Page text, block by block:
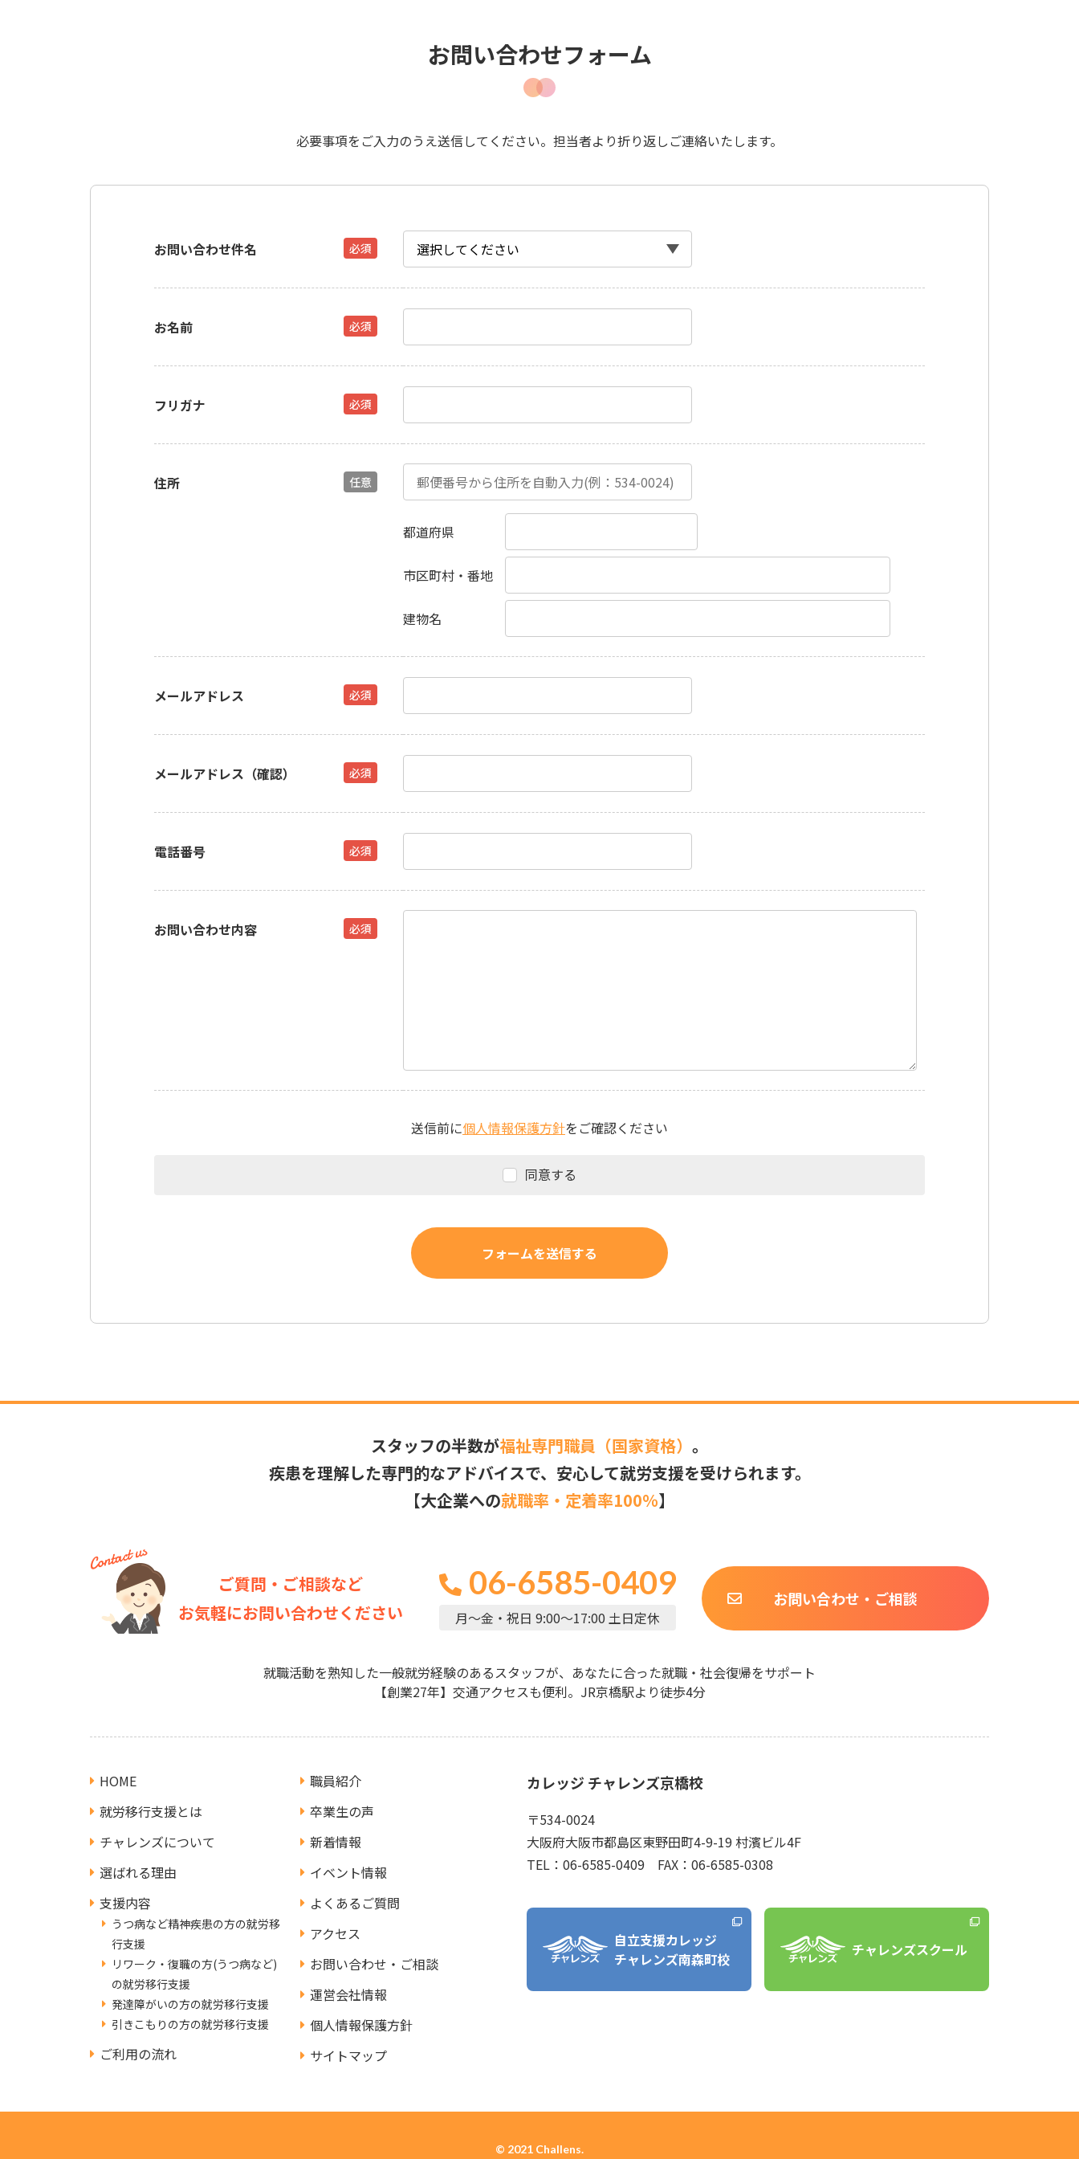
お問い合わせフォーム
必要事項をご入力のうえ送信してください。担当者より折り返しご連絡いたします。
お問い合わせ件名 必須
お名前 必須
フリガナ 必須
住所 任意
都道府県
市区町村・番地
建物名
メールアドレス 必須
メールアドレス（確認） 必須
電話番号 必須
お問い合わせ内容 必須
送信前に個人情報保護方針をご確認ください
同意する
フォームを送信する
スタッフの半数が福祉専門職員（国家資格） 。
疾患を理解した専門的なアドバイスで、安心して就労支援を受けられます。
【大企業への就職率・定着率100％】
ご質問・ご相談など
お気軽にお問い合わせください
06-6585-0409
月～金・祝日 9:00～17:00 土日定休
お問い合わせ・ご相談
就職活動を熟知した一般就労経験のあるスタッフが、あなたに合った就職・社会復帰をサポート
【創業27年】交通アクセスも便利。JR京橋駅より徒歩4分
HOME
就労移行支援とは
チャレンズについて
選ばれる理由
支援内容
うつ病など精神疾患の方の就労移
行支援
リワーク・復職の方(うつ病など)
の就労移行支援
発達障がいの方の就労移行支援
引きこもりの方の就労移行支援
ご利用の流れ
職員紹介
卒業生の声
新着情報
イベント情報
よくあるご質問
アクセス
お問い合わせ・ご相談
運営会社情報
個人情報保護方針
サイトマップ
カレッジ チャレンズ京橋校
〒534-0024
大阪府大阪市都島区東野田町4-9-19 村濱ビル4F
TEL：06-6585-0409 FAX：06-6585-0308
自立支援カレッジ
チャレンズ南森町校
チャレンズスクール
© 2021 Challens.